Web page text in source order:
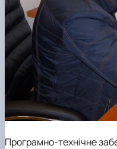
Програмно-технічне